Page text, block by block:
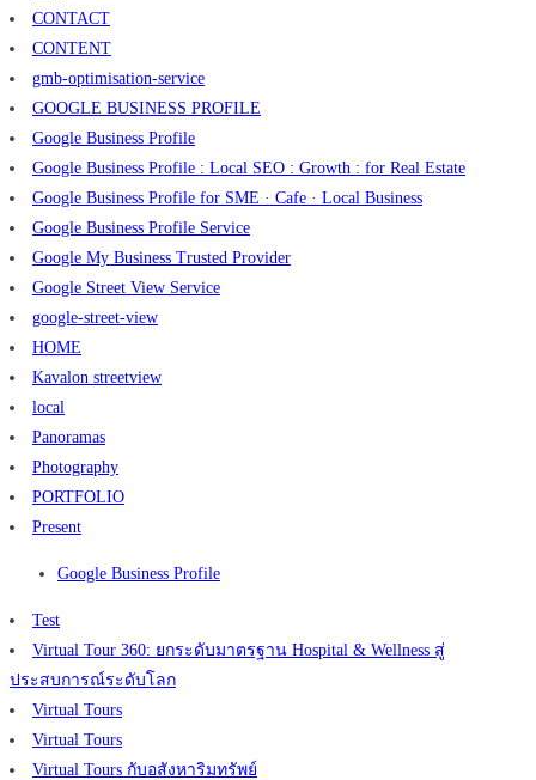
CONTACT
CONTENT
gmb-optimisation-service
GOOGLE BUSINESS PROFILE
Google Business Profile
Google Business Profile : Local SEO : Growth : for Real Estate
Google Business Profile for SME · Cafe · Local Business
Google Business Profile Service
Google My Business Trusted Provider
Google Street View Service
google-street-view
HOME
Kavalon streetview
local
Panoramas
Photography
PORTFOLIO
Present
Google Business Profile
Test
Virtual Tour 360: ยกระดับมาตรฐาน Hospital & Wellness สู่
ประสบการณ์ระดับโลก
Virtual Tours
Virtual Tours
Virtual Tours กับอสังหาริมทรัพย์